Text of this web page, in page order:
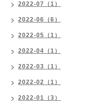
2022-07（1）
2022-06（6）
2022-05（1）
2022-04（1）
2022-03（1）
2022-02（1）
2022-01（3）